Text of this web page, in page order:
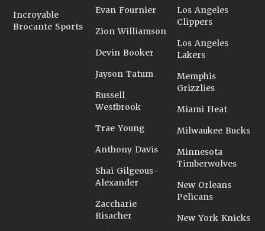
Incroyable
Brocante Sports
Evan Fournier
Zion Williamson
Devin Booker
Jayson Tatum
Russell
Westbrook
Trae Young
Anthony Davis
Shai Gilgeous-
Alexander
Zaccharie
Risacher
Los Angeles
Clippers
Los Angeles
Lakers
Memphis
Grizzlies
Miami Heat
Milwaukee Bucks
Minnesota
Timberwolves
New Orleans
Pelicans
New York Knicks